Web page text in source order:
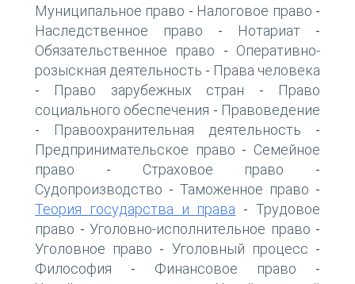
Муниципальное право - Налоговое право -
Наследственное право - Нотариат -
Обязательственное право - Оперативно-
розыскная деятельность - Права человека
- Право зарубежных стран -
Право
социального обеспечения - Правоведение
- Правоохранительная деятельность -
Предпринимательское право - Семейное
право - Страховое право -
Судопроизводство - Таможенное право -
Теория государства и права -Трудовое
право - Уголовно-исполнительное право -
Уголовное право - Уголовный процесс -
Философия - Финансовое право -